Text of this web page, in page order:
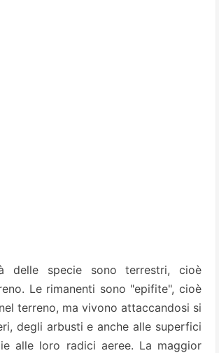
delle specie sono terrestri, cioè
Le rimanenti sono "epifite", cioè
terreno, ma vivono attaccandosi si
degli arbusti e anche alle superfici
alle loro radici aeree. La maggior